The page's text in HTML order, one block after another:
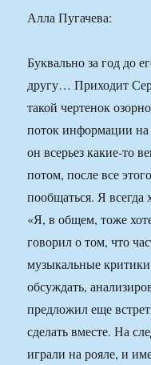
Алла Пугачева:
Буквально за год до
другу… Приходит
такой чертенок
поток информации на
он всерьез какие-то
потом, после все
пообщаться. Я всегда
«Я, в общем, тоже
говорил о том, что
музыкальные
обсуждать,
предложил еще
сделать вместе. На
играли на рояле, и